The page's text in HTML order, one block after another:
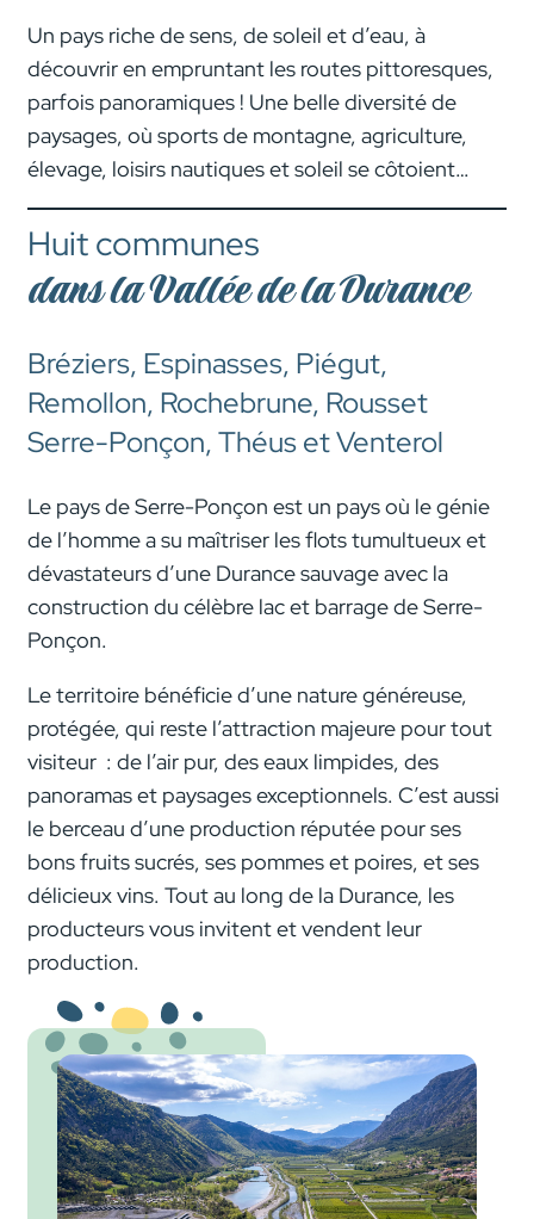
Un pays riche de sens, de soleil et d’eau, à
découvrir en empruntant les routes pittoresques,
parfois panoramiques ! Une belle diversité de
paysages, où sports de montagne, agriculture,
élevage, loisirs nautiques et soleil se côtoient…
Huit communes
dans la Vallée de la Durance
Bréziers, Espinasses, Piégut,
Remollon, Rochebrune, Rousset
Serre-Ponçon, Théus et Venterol
Le pays de Serre-Ponçon est un pays où le génie
de l’homme a su maîtriser les flots tumultueux et
dévastateurs d’une Durance sauvage avec la
construction du célèbre lac et barrage de Serre-
Ponçon.
Le territoire bénéficie d’une nature généreuse,
protégée, qui reste l’attraction majeure pour tout
visiteur : de l’air pur, des eaux limpides, des
panoramas et paysages exceptionnels. C’est aussi
le berceau d’une production réputée pour ses
bons fruits sucrés, ses pommes et poires, et ses
délicieux vins. Tout au long de la Durance, les
producteurs vous invitent et vendent leur
production.